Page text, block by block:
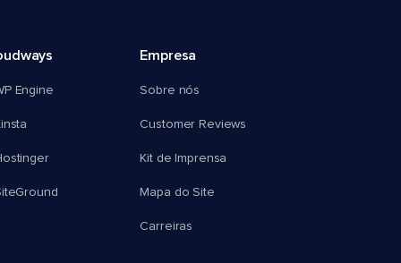
Engine
Empresa
Sobre nós
Customer Reviews
Kit de Imprensa
Mapa do Site
Carreiras